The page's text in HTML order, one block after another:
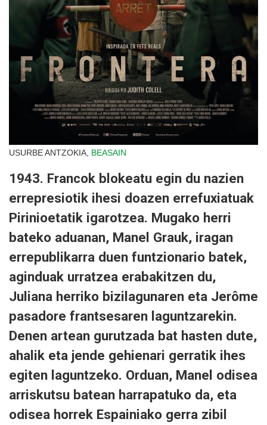
USURBE ANTZOKIA, BEASAIN
1943. Francok blokeatu egin du nazien
errepresiotik ihesi doazen errefuxiatuak
Pirinioetatik igarotzea. Mugako herri
bateko aduanan, Manel Grauk, iragan
errepublikarra duen funtzionario batek,
aginduak urratzea erabakitzen du,
Juliana herriko bizilagunaren eta Jerôme
pasadore frantsesaren laguntzarekin.
Denen artean gurutzada bat hasten dute,
ahalik eta jende gehienari gerratik ihes
egiten laguntzeko. Orduan, Manel odisea
arriskutsu batean harrapatuko da, eta
odisea horrek Espainiako gerra zibil